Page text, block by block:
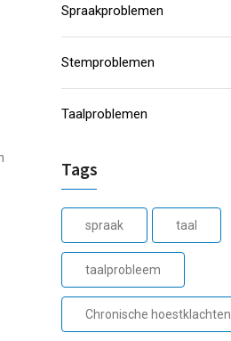
Spraakproblemen
Stemproblemen
Taalproblemen
Tags
spraak taal
taalprobleem
Chronische hoestklachten